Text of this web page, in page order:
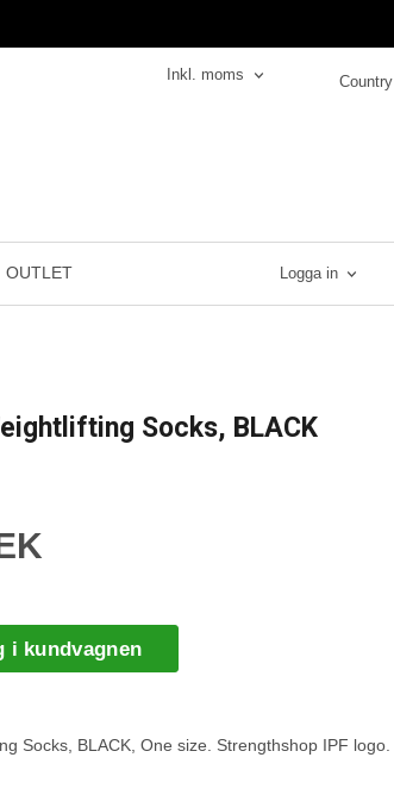
Inkl. moms Country
OUTLET Logga in
Socks, BLACK
i kundvagnen
Socks, BLACK, One size. Strengthshop IPF logo.